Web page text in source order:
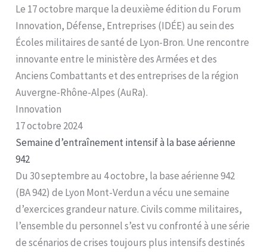
Le 17 octobre marque la deuxième édition du Forum
Innovation, Défense, Entreprises (IDÉE) au sein des
Écoles militaires de santé de Lyon-Bron. Une rencontre
innovante entre le ministère des Armées et des
Anciens Combattants et des entreprises de la région
Auvergne-Rhône-Alpes (AuRa).
Innovation
17 octobre 2024
Semaine d’entraînement intensif à la base aérienne
942
Du 30 septembre au 4 octobre, la base aérienne 942
(BA 942) de Lyon Mont-Verdun a vécu une semaine
d’exercices grandeur nature. Civils comme militaires,
l’ensemble du personnel s’est vu confronté à une série
de scénarios de crises toujours plus intensifs destinés